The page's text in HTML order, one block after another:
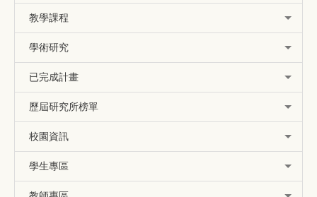
教學課程
學術研究
已完成計畫
歷屆研究所榜單
校園資訊
學生專區